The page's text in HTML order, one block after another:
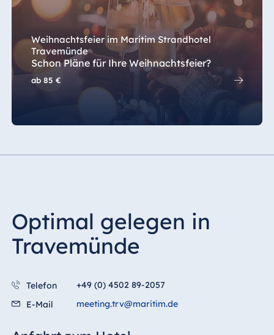
Weihnachtsfeier im Maritim Strandhotel
Travemünde
Schon Pläne für Ihre Weihnachtsfeier?
ab85 €
Optimal gelegen in
Travemünde
Telefon
+49 (0) 4502 89-2057
E-Mail
meeting.trv@maritim.de